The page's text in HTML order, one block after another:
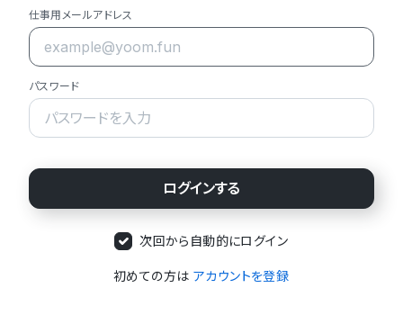
仕事用メールアドレス
パスワード
次回から自動的にログイン
初めての方は アカウントを登録